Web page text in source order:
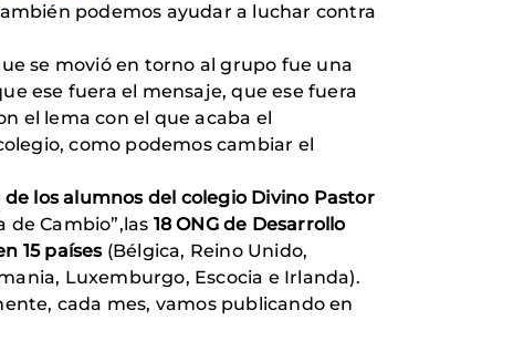
podemos ayudar a luchar contra
se movió en torno al grupo fue una
ese fuera el mensaje, que ese fuera
el lema con el que acaba el
como podemos cambiar el
los alumnos del colegio Divino Pastor
Cambio”,las 18 ONG de Desarrollo
15 países(Bélgica, Reino Unido,
Luxemburgo, Escocia e Irlanda).
cada mes, vamos publicando en